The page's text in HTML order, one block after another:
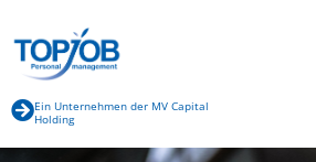
Ein Unternehmen der MV Capital
Holding